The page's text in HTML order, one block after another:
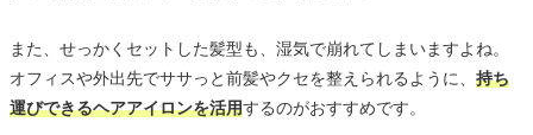
また、せっかくセットした髪型も、湿気で崩れてしまいますよね。
オフィスや外出先でササっと前髪やクセを整えられるように、 持ち
運びできるヘアアイロンを活用するのがおすすめです。